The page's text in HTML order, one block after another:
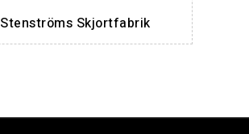
Stenströms Skjortfabrik